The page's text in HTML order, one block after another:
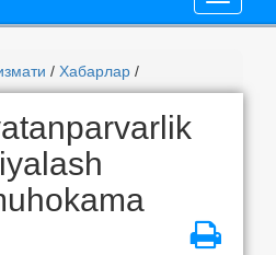
/ Хабарлар /